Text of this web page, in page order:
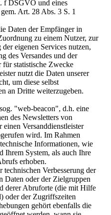
f DSGVO und eines
Art. 28 Abs. 3 S. 1
Daten der Empfänger in
zu einem Nutzer, zur
eigenen Services nutzen,
des Versandes und der
statistische Zwecke
nutzt die Daten unserer
um diese selbst
an Dritte weiterzugeben.
"web-beacon", d.h. eine
des Newsletters von
Versanddienstleister
wird. Im Rahmen
Informationen, wie
Ihrem System, als auch Ihre
erhoben.
Verbesserung der
Daten oder der Zielgruppen
derer Abruforte (die mit Hilfe
oder der Zugriffszeiten
gehört ebenfalls die